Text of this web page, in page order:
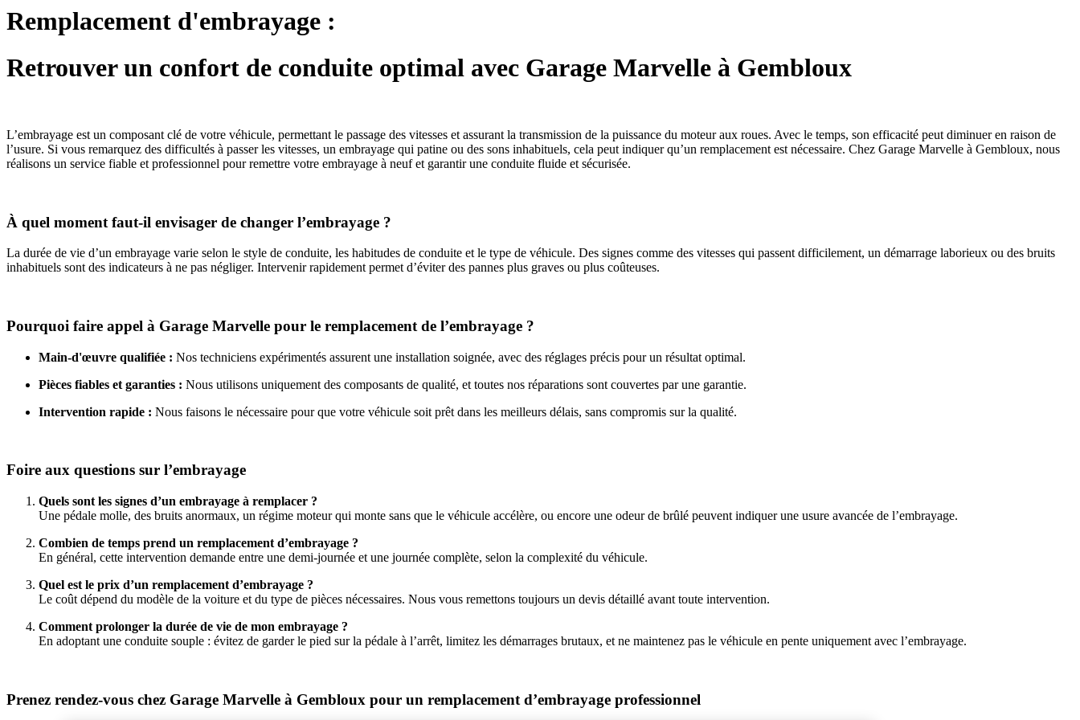
Remplacement d'embrayage :
Retrouver un confort de conduite optimal avec Garage Marvelle à Gembloux
L’embrayage est un composant clé de votre véhicule, permettant le passage des vitesses et assurant la transmission de la puissance du moteur aux roues. Avec le temps, son efficacité peut diminuer en raison de
l’usure. Si vous remarquez des difficultés à passer les vitesses, un embrayage qui patine ou des sons inhabituels, cela peut indiquer qu’un remplacement est nécessaire. Chez Garage Marvelle à Gembloux, nous
réalisons un service fiable et professionnel pour remettre votre embrayage à neuf et garantir une conduite fluide et sécurisée.
À quel moment faut-il envisager de changer l’embrayage ?
La durée de vie d’un embrayage varie selon le style de conduite, les habitudes de conduite et le type de véhicule. Des signes comme des vitesses qui passent difficilement, un démarrage laborieux ou des bruits
inhabituels sont des indicateurs à ne pas négliger. Intervenir rapidement permet d’éviter des pannes plus graves ou plus coûteuses.
Pourquoi faire appel à Garage Marvelle pour le remplacement de l’embrayage ?
Main-d'œuvre qualifiée : Nos techniciens expérimentés assurent une installation soignée, avec des réglages précis pour un résultat optimal.
Pièces fiables et garanties : Nous utilisons uniquement des composants de qualité, et toutes nos réparations sont couvertes par une garantie.
Intervention rapide : Nous faisons le nécessaire pour que votre véhicule soit prêt dans les meilleurs délais, sans compromis sur la qualité.
Foire aux questions sur l’embrayage
Quels sont les signes d’un embrayage à remplacer ?
Une pédale molle, des bruits anormaux, un régime moteur qui monte sans que le véhicule accélère, ou encore une odeur de brûlé peuvent indiquer une usure avancée de l’embrayage.
Combien de temps prend un remplacement d’embrayage ?
En général, cette intervention demande entre une demi-journée et une journée complète, selon la complexité du véhicule.
Quel est le prix d’un remplacement d’embrayage ?
Le coût dépend du modèle de la voiture et du type de pièces nécessaires. Nous vous remettons toujours un devis détaillé avant toute intervention.
Comment prolonger la durée de vie de mon embrayage ?
En adoptant une conduite souple : évitez de garder le pied sur la pédale à l’arrêt, limitez les démarrages brutaux, et ne maintenez pas le véhicule en pente uniquement avec l’embrayage.
Prenez rendez-vous chez Garage Marvelle à Gembloux pour un remplacement d’embrayage professionnel